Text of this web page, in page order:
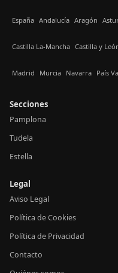
España Andalucía Aragón
Castilla La-Mancha Castilla y
Madrid Murcia Navarra País
Secciones
Pamplona
Tudela
Estella
Legal
Aviso Legal
Política de Cookies
Política de Privacidad
Contacto